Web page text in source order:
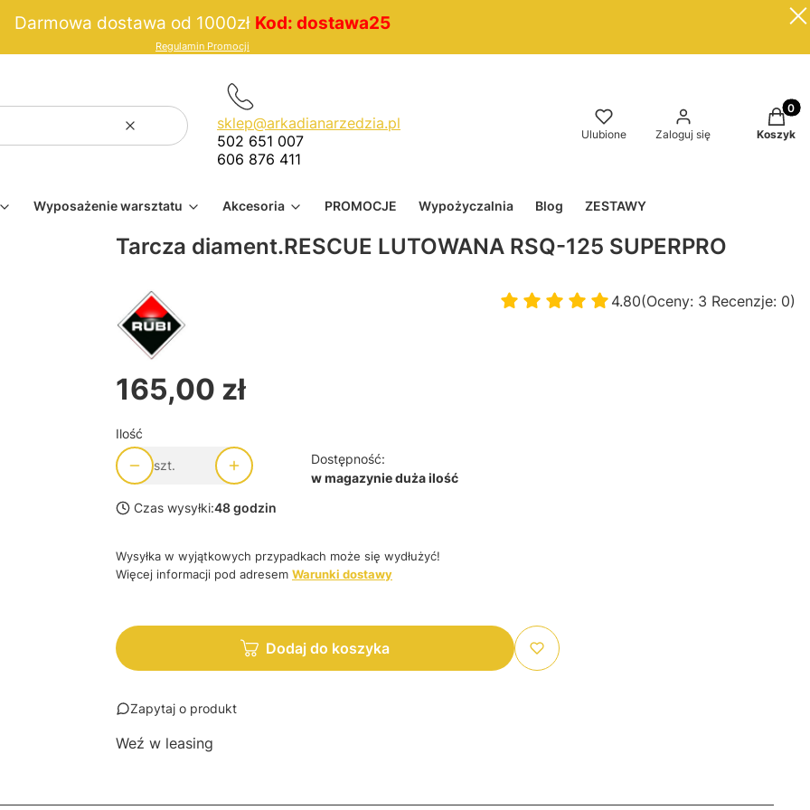
Darmowa dostawa od 1000zł Kod: dostawa25
Regulamin Promocji
WyczyśćSzukaj
sklep@arkadianarzedzia.pl
502 651 007
606 876 411
Ulubione Zaloguj się Koszyk
Wyposażenie warsztatu Akcesoria PROMOCJE Wypożyczalnia Blog ZESTAWY
Tarcza diament.RESCUE LUTOWANA RSQ-125 SUPERPRO
4.80(Oceny: 3 Recenzje: 0)
Cena
165,00 zł
Ilość
szt.
Dostępność:
w magazynie duża ilość
Czas wysyłki:48 godzin
Wysyłka w wyjątkowych przypadkach może się wydłużyć!
Więcej informacji pod adresem Warunki dostawy
Dodaj do koszyka
Zapytaj o produkt
Weź w leasing